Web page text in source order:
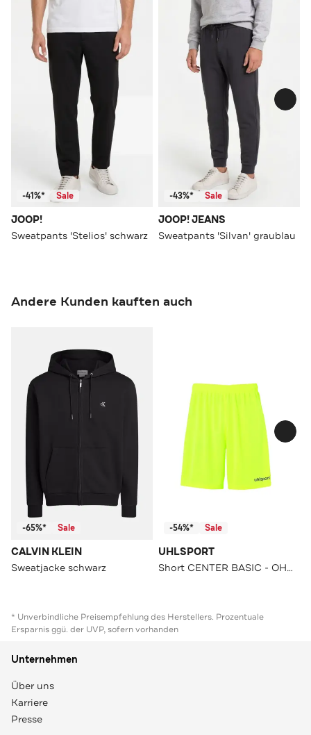
-41%* Sale
JOOP!
Sweatpants 'Stelios' schwarz
-43%* Sale
JOOP! JEANS
Sweatpants 'Silvan' graublau
Andere Kunden kauften auch
-65%* Sale
CALVIN KLEIN
Sweatjacke schwarz
-54%* Sale
UHLSPORT
Short CENTER BASIC - OHNE INNENSLIP fluo gelb/schwarz Straight
* Unverbindliche Preisempfehlung des Herstellers. Prozentuale
Ersparnis ggü. der UVP, sofern vorhanden
Unternehmen
Über uns
Karriere
Presse